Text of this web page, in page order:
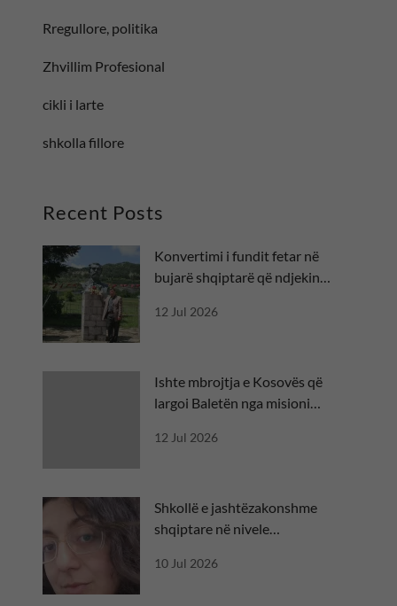
Rregullore, politika
Zhvillim Profesional
cikli i larte
shkolla fillore
Recent Posts
Konvertimi i fundit fetar në
bujarë shqiptarë që ndjekin
12 Jul 2026
Ishte mbrojtja e Kosovës që
largoi Baletën nga misioni
12 Jul 2026
Shkollë e jashtëzakonshme
shqiptare në nivele
10 Jul 2026